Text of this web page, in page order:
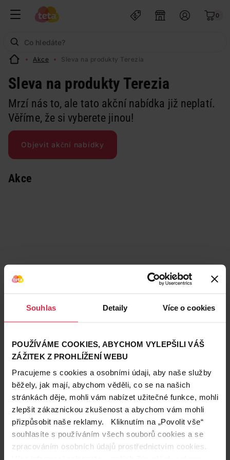
Souhlas Detaily Více o cookies
POUŽÍVÁME COOKIES, ABYCHOM VYLEPŠILI VÁŠ
ZÁŽITEK Z PROHLÍŽENÍ WEBU
Pracujeme s cookies a osobními údaji, aby naše služby
běžely, jak mají, abychom věděli, co se na našich
stránkách děje, mohli vám nabízet užitečné funkce, mohli
zlepšit zákaznickou zkušenost a abychom vám mohli
přizpůsobit naše reklamy. Kliknutím na „Povolit vše“
souhlasíte s používáním všech souborů cookies a se
zpracováním osobních údajů prostřednictvím cookies.
0
Akce Sleva na produkty Terezia
Sleva na produkty Terezia
Mrzí nás to, ale tato akční nabídka již neplatí.
Věříme, že si vyberete jinou!
Objevit akční nabídky
Akce
Teta prodejny a služby